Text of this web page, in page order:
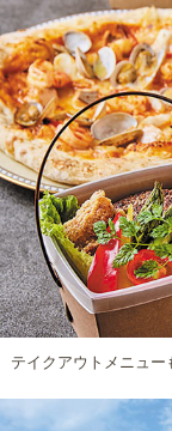
テイクアウトメニュー